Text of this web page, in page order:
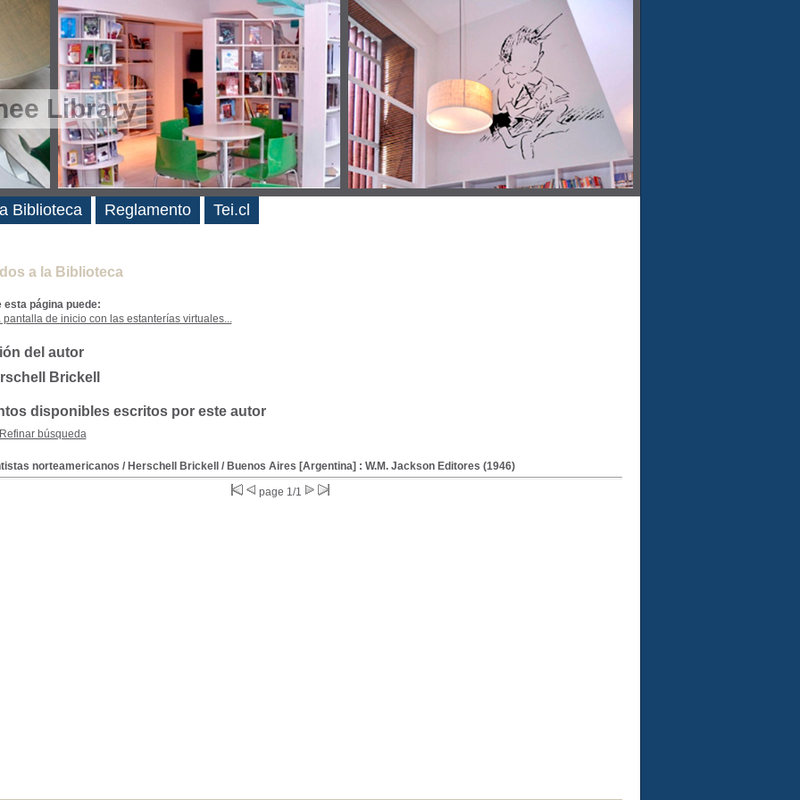
Library
a la Biblioteca
esta página puede:
pantalla de inicio con las estanterías virtuales...
del autor
Brickell
disponibles escritos por este autor
Refinar búsqueda
norteamericanos / Herschell Brickell / Buenos Aires [Argentina] : W.M. Jackson Editores (1946)
page 1/1
Biblioteca Reglamento Tei.cl